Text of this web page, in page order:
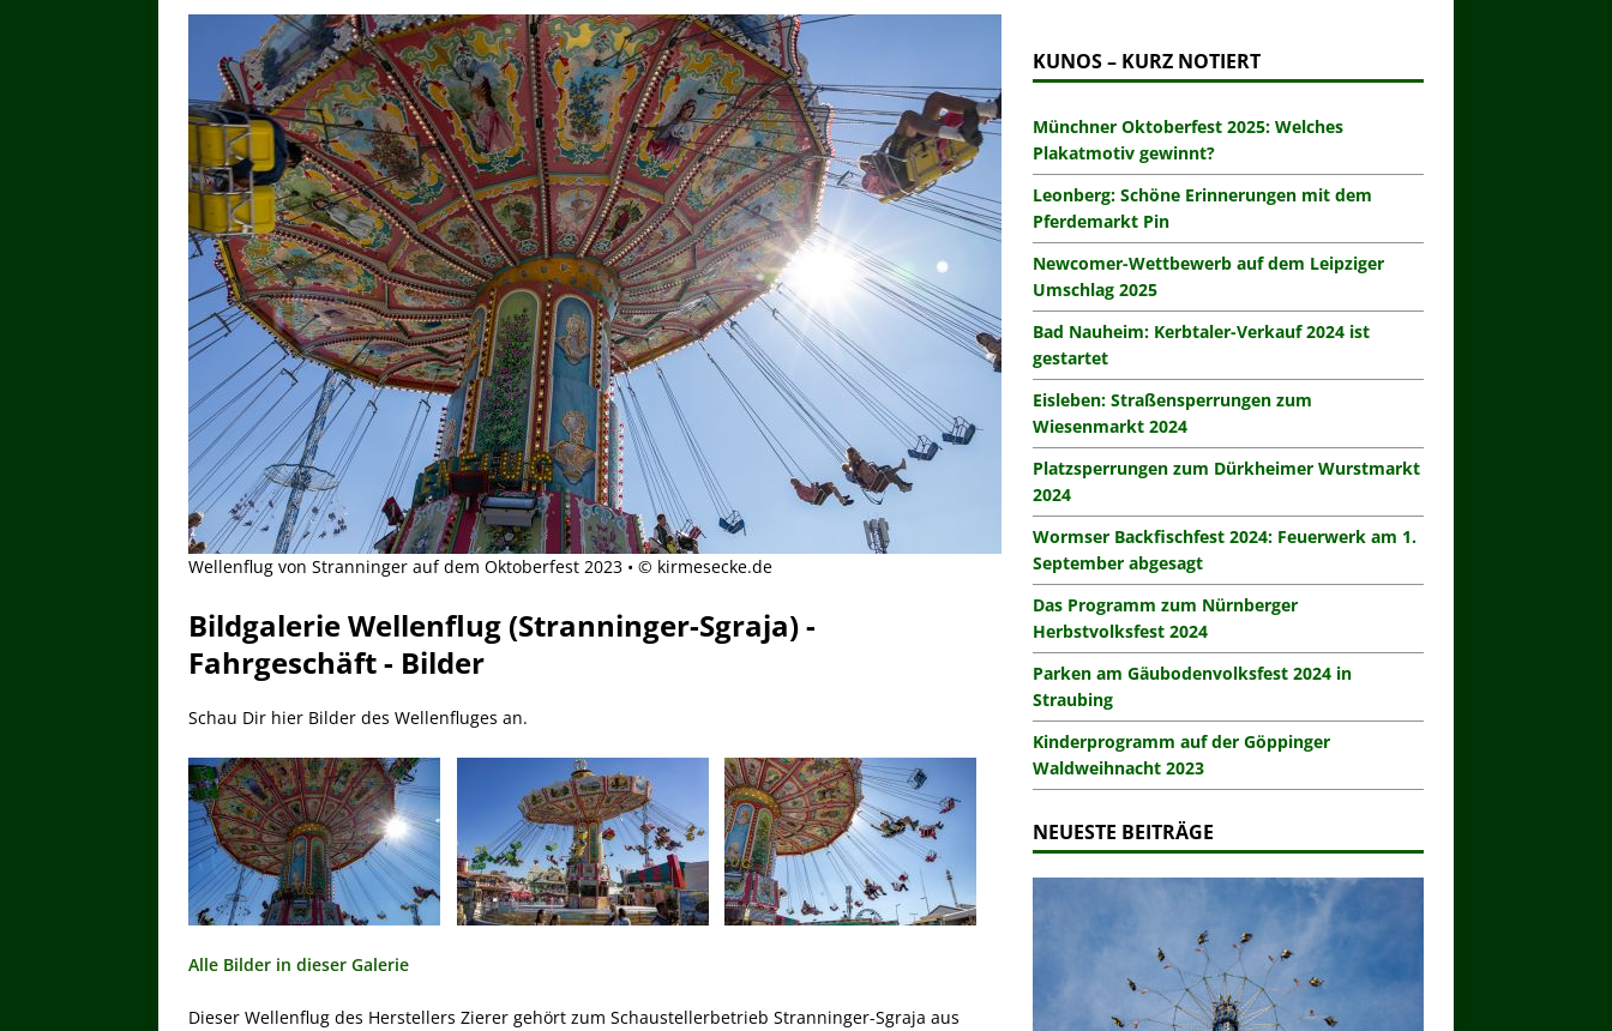
Wellenflug von Stranninger auf dem Oktoberfest 2023 • © kirmesecke.de
Bildgalerie Wellenflug (Stranninger-Sgraja) -
Fahrgeschäft - Bilder
Schau Dir hier Bilder des Wellenfluges an.
Alle Bilder in dieser Galerie
Dieser Wellenflug des Herstellers Zierer gehört zum Schaustellerbetrieb Stranninger-Sgraja aus
KUNOS – KURZ NOTIERT
Münchner Oktoberfest 2025: Welches
Plakatmotiv gewinnt?
Leonberg: Schöne Erinnerungen mit dem
Pferdemarkt Pin
Newcomer-Wettbewerb auf dem Leipziger
Umschlag 2025
Bad Nauheim: Kerbtaler-Verkauf 2024 ist
gestartet
Eisleben: Straßensperrungen zum
Wiesenmarkt 2024
Platzsperrungen zum Dürkheimer Wurstmarkt
2024
Wormser Backfischfest 2024: Feuerwerk am 1.
September abgesagt
Das Programm zum Nürnberger
Herbstvolksfest 2024
Parken am Gäubodenvolksfest 2024 in
Straubing
Kinderprogramm auf der Göppinger
Waldweihnacht 2023
NEUESTE BEITRÄGE